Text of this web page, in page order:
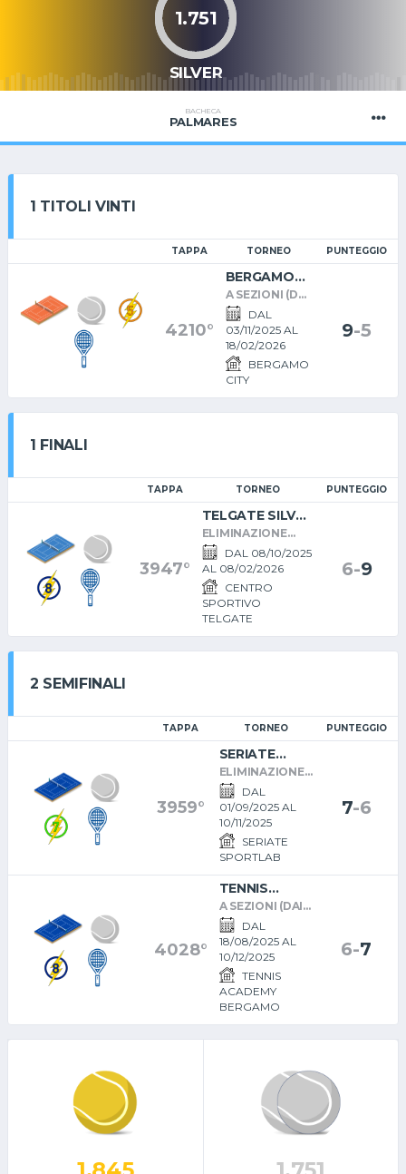
1.751
SILVER
BACHECA
PALMARES
1 TITOLI VINTI
TAPPA TORNEO PUNTEGGIO
4210°
BERGAMO
CITY: SILVER
INAUGURALE
A SEZIONI (DAI
17 ISCRITTI)
DAL
03/11/2025 AL
18/02/2026
BERGAMO
CITY
9-5
1 FINALI
TAPPA TORNEO PUNTEGGIO
3947°
TELGATE SILVER
FAST 3.0
ELIMINAZIONE
DIRETTA A SEZIONI
(A
RAGGIUNGIMENTO
NUMERO MINIMO)
DAL 08/10/2025
AL 08/02/2026
CENTRO
SPORTIVO
TELGATE
6-9
2 SEMIFINALI
TAPPA TORNEO PUNTEGGIO
3959°
SERIATE
SPORTLAB
SILVER
ELIMINAZIONE
DIRETTA
(DISPONIBILITA'
SERALI E NEL
WEEKEND)
DAL
01/09/2025 AL
10/11/2025
SERIATE
SPORTLAB
7-6
4028°
TENNIS
ACADEMY
INAUGURALE:
SILVER
MASCHILE
A SEZIONI (DAI
17 ISCRITTI)
DAL
18/08/2025 AL
10/12/2025
TENNIS
ACADEMY
BERGAMO
6-7